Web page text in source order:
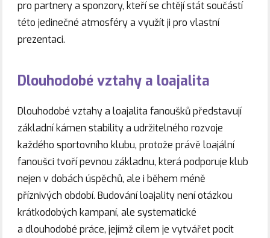
pro partnery a sponzory, kteří se chtějí stát součástí
této jedinečné atmosféry a využít ji pro vlastní
prezentaci.
Dlouhodobé vztahy a loajalita
Dlouhodobé vztahy a loajalita fanoušků představují
základní kámen stability a udržitelného rozvoje
každého sportovního klubu, protože právě loajální
fanoušci tvoří pevnou základnu, která podporuje klub
nejen v dobách úspěchů, ale i během méně
příznivých období. Budování loajality není otázkou
krátkodobých kampaní, ale systematické
a dlouhodobé práce, jejímž cílem je vytvářet pocit